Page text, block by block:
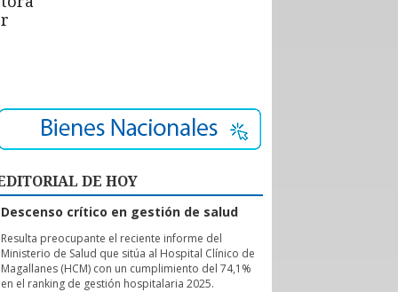
DE HOY
Descenso crítico en gestión de salud
Resulta preocupante el reciente informe del
Ministerio de Salud que sitúa al Hospital Clínico de
Magallanes (HCM) con un cumplimiento del 74,1%
en el ranking de gestión hospitalaria 2025.